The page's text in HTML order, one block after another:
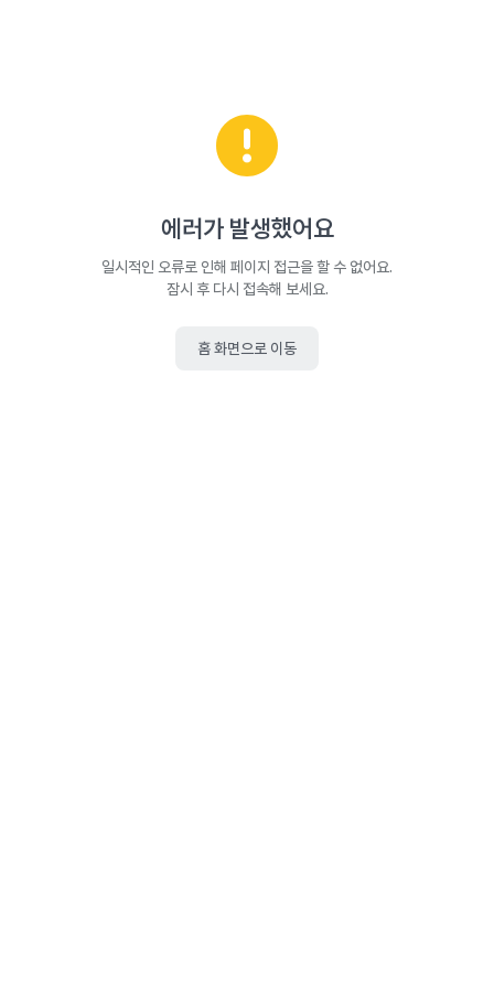
에러가 발생했어요
일시적인 오류로 인해 페이지 접근을 할 수 없어요.
잠시 후 다시 접속해 보세요.
홈 화면으로 이동